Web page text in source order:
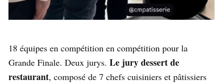
18 équipes en compétition en compétition pour la
Grande Finale. Deux jurys. Le jury dessert de
restaurant, composé de 7 chefs cuisiniers et pâtissiers